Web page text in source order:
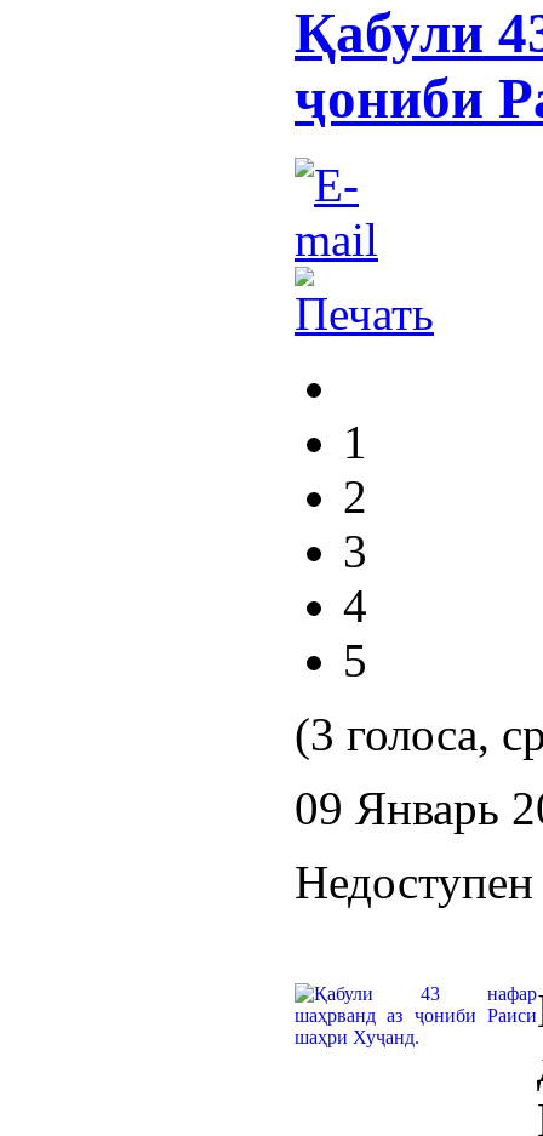
Қабули
ҷониби
1
2
3
4
5
(3 голоса,
09 Январь